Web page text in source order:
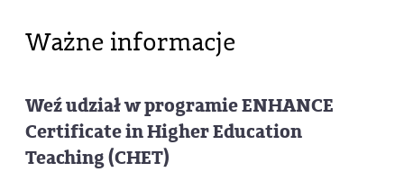
Ważne informacje
Weź udział w programie ENHANCE
Certificate in Higher Education
Teaching (CHET)